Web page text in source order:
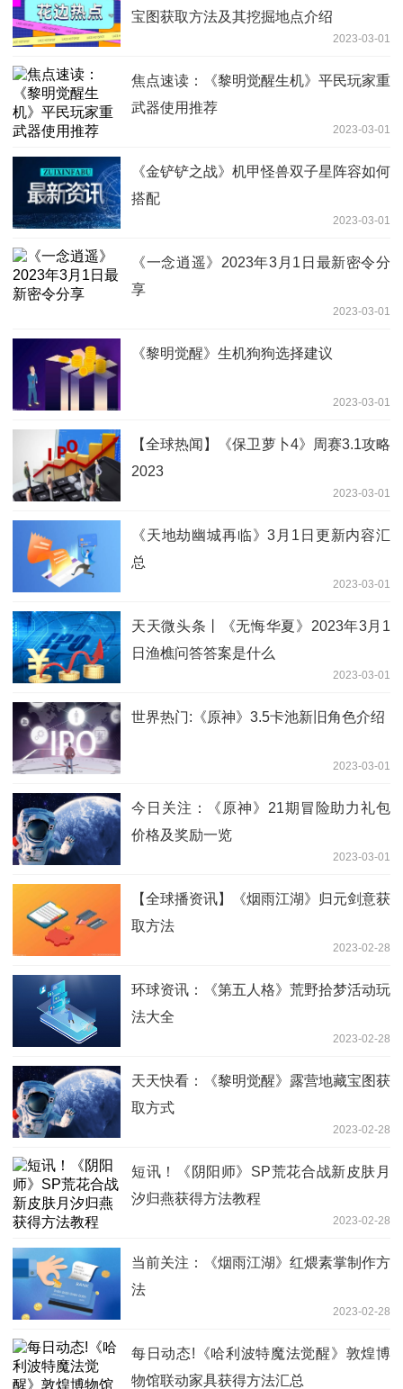
宝图获取方法及其挖掘地点介绍
2023-03-01
焦点速读：《黎明觉醒生机》平民玩家重
武器使用推荐
2023-03-01
《金铲铲之战》机甲怪兽双子星阵容如何
搭配
2023-03-01
《一念逍遥》2023年3月1日最新密令分
享
2023-03-01
《黎明觉醒》生机狗狗选择建议
2023-03-01
【全球热闻】《保卫萝卜4》周赛3.1攻略
2023
2023-03-01
《天地劫幽城再临》3月1日更新内容汇
总
2023-03-01
天天微头条丨《无悔华夏》2023年3月1
日渔樵问答答案是什么
2023-03-01
世界热门:《原神》3.5卡池新旧角色介绍
2023-03-01
今日关注：《原神》21期冒险助力礼包
价格及奖励一览
2023-03-01
【全球播资讯】《烟雨江湖》归元剑意获
取方法
2023-02-28
环球资讯：《第五人格》荒野拾梦活动玩
法大全
2023-02-28
天天快看：《黎明觉醒》露营地藏宝图获
取方式
2023-02-28
短讯！《阴阳师》SP荒花合战新皮肤月
汐归燕获得方法教程
2023-02-28
当前关注：《烟雨江湖》红煨素掌制作方
法
2023-02-28
每日动态!《哈利波特魔法觉醒》敦煌博
物馆联动家具获得方法汇总